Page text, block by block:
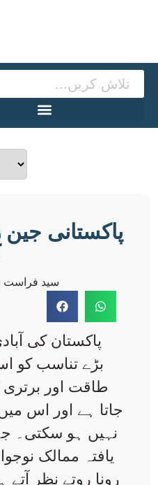
پاکستانی
سید فراست
پاکستان کی
بڑے تناسب کو
طاقت اور
جاتا ہے اور اس
نہیں ہو سکتی۔
یافتہ ممالک
رونا روتے نظر آتے